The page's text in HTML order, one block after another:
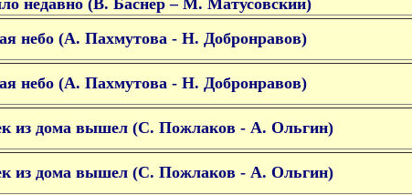
недавно (В. Баснер – М. Матусовский)
небо (А. Пахмутова - Н. Добронравов)
небо (А. Пахмутова - Н. Добронравов)
из дома вышел (С. Пожлаков - А. Ольгин)
из дома вышел (С. Пожлаков - А. Ольгин)